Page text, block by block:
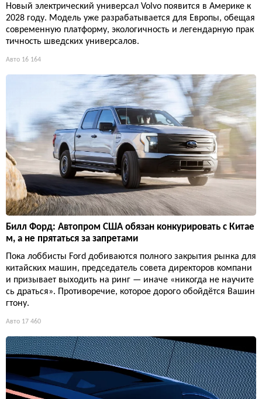
Новый электрический универсал Volvo появится в Америке к
2028 году. Модель уже разрабатывается для Европы, обещая
современную платформу, экологичность и легендарную прак
тичность шведских универсалов.
Авто 16 164
Билл Форд: Автопром США обязан конкурировать с Китае
м, а не прятаться за запретами
Пока лоббисты Ford добиваются полного закрытия рынка для
китайских машин, председатель совета директоров компани
и призывает выходить на ринг — иначе «никогда не научите
сь драться». Противоречие, которое дорого обойдётся Вашин
гтону.
Авто 17 460